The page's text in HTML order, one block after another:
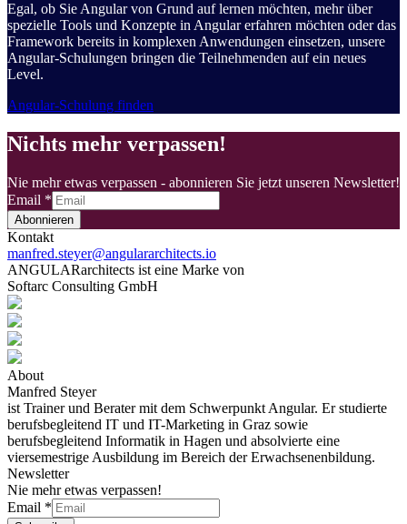
Egal, ob Sie Angular von Grund auf lernen möchten, mehr über
spezielle Tools und Konzepte in Angular erfahren möchten oder das
Framework bereits in komplexen Anwendungen einsetzen, unsere
Angular-Schulungen bringen die Teilnehmenden auf ein neues
Level.
Angular-Schulung finden
Nichts mehr verpassen!
Nie mehr etwas verpassen - abonnieren Sie jetzt unseren Newsletter!
Email *
Abonnieren
Kontakt
manfred.steyer@angulararchitects.io
ANGULARarchitects ist eine Marke von
Softarc Consulting GmbH
About
Manfred Steyer
ist Trainer und Berater mit dem Schwerpunkt Angular. Er studierte
berufsbegleitend IT und IT-Marketing in Graz sowie
berufsbegleitend Informatik in Hagen und absolvierte eine
viersemestrige Ausbildung im Bereich der Erwachsenenbildung.
Newsletter
Nie mehr etwas verpassen!
Email *